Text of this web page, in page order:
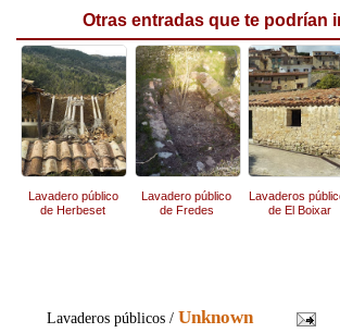
Otras entradas que te podrían
Lavadero público
de Herbeset
Lavadero público
de Fredes
Lavaderos
de El Boixar
Lavaderos públicos /Unknown